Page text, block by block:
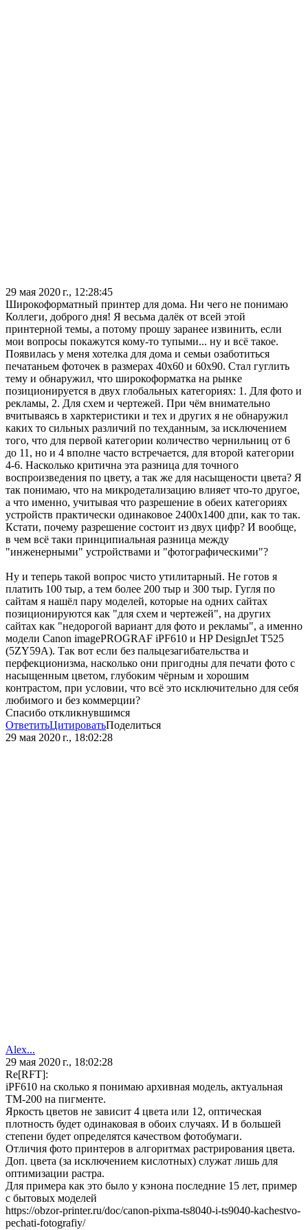
29 мая 2020 г., 12:28:45
Широкоформатный принтер для дома. Ни чего не понимаю
Коллеги, доброго дня! Я весьма далёк от всей этой
принтерной темы, а потому прошу заранее извинить, если
мои вопросы покажутся кому-то тупыми... ну и всё такое.
Появилась у меня хотелка для дома и семьи озаботиться
печатаньем фоточек в размерах 40х60 и 60х90. Стал гуглить
тему и обнаружил, что широкоформатка на рынке
позиционируется в двух глобальных категориях: 1. Для фото и
рекламы, 2. Для схем и чертежей. При чём внимательно
вчитываясь в харктеристики и тех и других я не обнаружил
каких то сильных различий по техданным, за исключением
того, что для первой категории количество чернильниц от 6
до 11, но и 4 вполне часто встречается, для второй категории
4-6. Насколько критична эта разница для точного
воспроизведения по цвету, а так же для насыщености цвета? Я
так понимаю, что на микродетализацию влияет что-то другое,
а что именно, учитывая что разрешение в обеих категориях
устройств практически одинаковое 2400х1400 дпи, как то так.
Кстати, почему разрешение состоит из двух цифр? И вообще,
в чем всё таки принципиальная разница между
"инженерными" устройствами и "фотографическими"?
Ну и теперь такой вопрос чисто утилитарный. Не готов я
платить 100 тыр, а тем более 200 тыр и 300 тыр. Гугля по
сайтам я нашёл пару моделей, которые на одних сайтах
позиционируются как "для схем и чертежей", на других
сайтах как "недорогой вариант для фото и рекламы", а именно
модели Canon imagePROGRAF iPF610 и HP DesignJet T525
(5ZY59A). Так вот если без пальцезагибательства и
перфекционизма, насколько они пригодны для печати фото с
насыщенным цветом, глубоким чёрным и хорошим
контрастом, при условии, что всё это исключительно для себя
любимого и без коммерции?
Спасибо откликнувшимся
ОтветитьЦитироватьПоделиться
29 мая 2020 г., 18:02:28
Alex...
29 мая 2020 г., 18:02:28
Re[RFT]:
iPF610 на сколько я понимаю архивная модель, актуальная
TM-200 на пигменте.
Яркость цветов не зависит 4 цвета или 12, оптическая
плотность будет одинаковая в обоих случаях. И в большей
степени будет определятся качеством фотобумаги.
Отличия фото принтеров в алгоритмах растрирования цвета.
Доп. цвета (за исключением кислотных) служат лишь для
оптимизации растра.
Для примера как это было у кэнона последние 15 лет, пример
с бытовых моделей
https://obzor-printer.ru/doc/canon-pixma-ts8040-i-ts9040-kachestvo-
pechati-fotografiy/